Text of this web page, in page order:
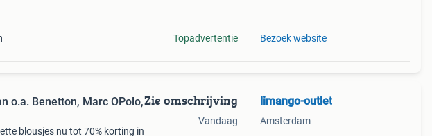
Topadvertentie Bezoek website
o.a. Benetton, Marc OPolo,
blousjes nu tot 70% korting in
Zie omschrijving
Vandaag
limango-outlet
Amsterdam